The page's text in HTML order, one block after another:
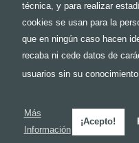
técnica, y para realizar
cookies se usan para la
que en ningún caso hacen
recaba ni cede datos de
usuarios sin su conocimiento
Más
Información
¡Acepto!
Contacto
Política de envíos